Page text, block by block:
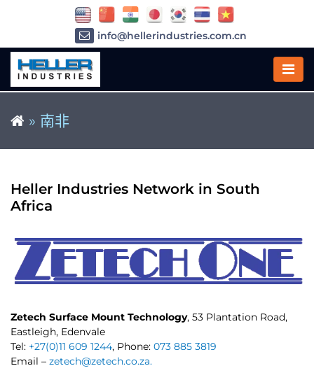
» 南非
Heller Industries Network in South
Africa
Zetech Surface Mount Technology, 53 Plantation Road,
Eastleigh, Edenvale
Tel: +27(0)11 609 1244, Phone: 073 885 3819
Email – zetech@zetech.co.za.
info@hellerindustries.com.cn